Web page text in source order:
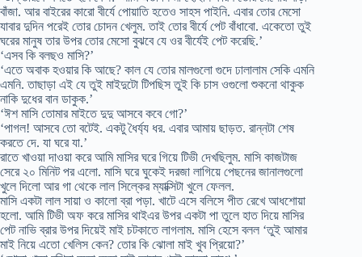
বাঁজা. আর বাইরের কারো বীর্যে পোয়াতি হতেও সাহস পাইনি. এবার তোর মেসো
যাবার দুদিন পরেই তোর চোদন খেলুম. তাই তোর বীর্যে পেট বাঁধাবো. একেতো তুই
ঘরের মানুষ তার উপর তোর মেসো বুঝবে যে ওর বীর্যেই পেট করেছি.’
‘এসব কি বলছও মাসি?’
‘এতে অবাক হওয়ার কি আছে? কাল যে তোর মালগুলো গুদে ঢালালাম সেকি এমনি
এমনি. তাছাড়া এই যে তুই মাইদুটো টিপছিস তুই কি চাস ওগুলো শুকনো থাকুক
নাকি দুধের বান ডাকুক.’
‘ঈশ মাসি তোমার মাইতে দুদু আসবে কবে গো?’
‘পাগল! আসবে তো বটেই. একটু ধৈর্য্য ধর. এবার আমায় ছাড়ত. রান্নটা শেষ
করতে দে. যা ঘরে যা.’
রাতে খাওয়া দাওয়া করে আমি মাসির ঘরে গিয়ে টিভী দেখছিলুম. মাসি কাজটাজ
সেরে ২০ মিনিট পর এলো. মাসি ঘরে ঘুকেই দরজা লাগিয়ে পেছনের জানালগুলো
খুলে দিলো আর গা থেকে লাল সিল্কের ম্যাক্সিটা খুলে ফেলল.
মাসি একটা লাল সায়া ও কালো ব্রা পড়া. খাটে এসে বলিসে পীত রেখে আধশোয়া
হলো. আমি টিভী অফ করে মাসির থাইএর উপর একটা পা তুলে হাত দিয়ে মাসির
পেট নাভি ব্রার উপর দিয়েই মাই চটকাতে লাগলাম. মাসি হেসে বলল ‘তুই আমার
মাই নিয়ে এতো খেলিস কেন? তোর কি ঝোলা মাই খুব প্রিয়ো?’